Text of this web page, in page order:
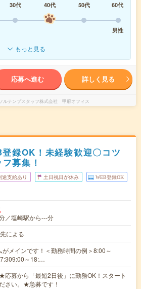
30代 40代 50代
60代
男性
もっと見る
応募へ進む 詳しく見る
ルテンプスタッフ株式会社 甲府オフィス
録OK！未経験歓迎〇コツ
募集！
途支給あり 土日祝日が休み WEB登録OK
／塩崎駅から---分
による
がメインです！＜勤務時間の例＞8:00～
～18:…
募から「最短2日後」に勤務OK！スタート
さい。★急募です！